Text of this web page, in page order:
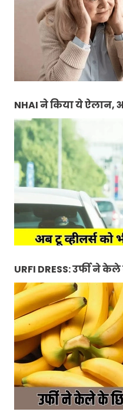
NHAI ने किया ये ऐलान,
URFI DRESS: उर्फी ने